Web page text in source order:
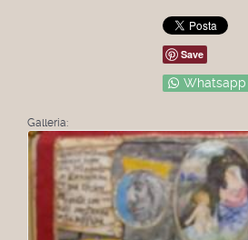
Save
Whatsapp
Galleria: